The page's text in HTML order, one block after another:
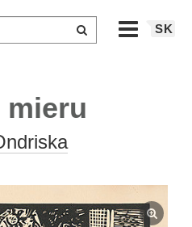
SK
mieru